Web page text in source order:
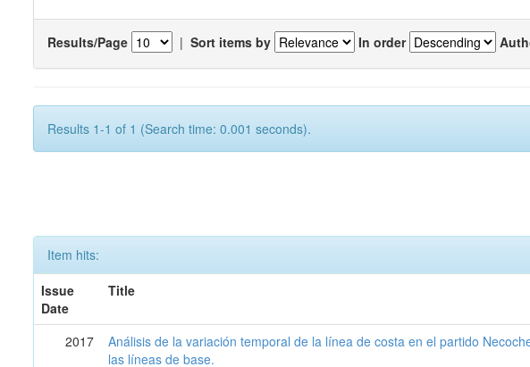
Results/Page | Sort items by In order
Results 1-1 of 1 (Search time: 0.001 seconds).
Item hits:
Issue
Date
Title
2017
Análisis de la variación temporal de la línea de costa en el partido
las líneas de base.